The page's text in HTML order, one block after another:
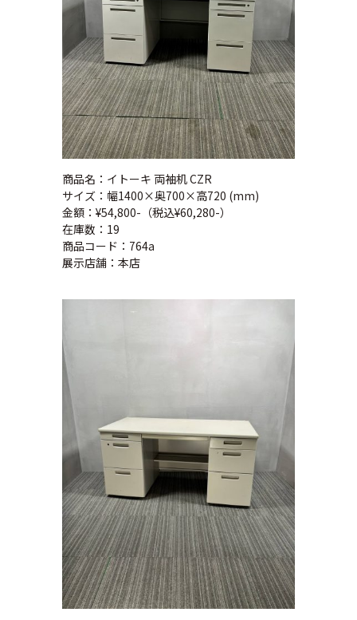
商品名：イトーキ 両袖机 CZR
サイズ：幅1400×奥700×高720 (mm)
金額：¥54,800-（税込¥60,280-）
在庫数：19
商品コード：764a
展示店舗：本店